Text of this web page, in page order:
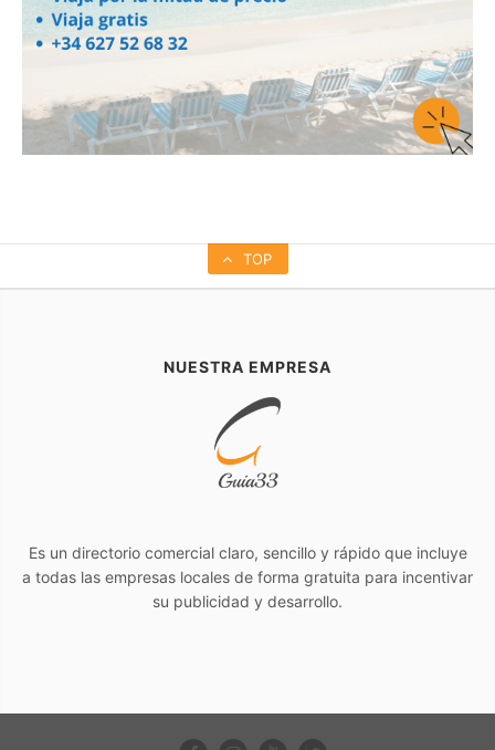
TOP
NUESTRA EMPRESA
Es un directorio comercial claro, sencillo y rápido que incluye
a todas las empresas locales de forma gratuita para incentivar
su publicidad y desarrollo.